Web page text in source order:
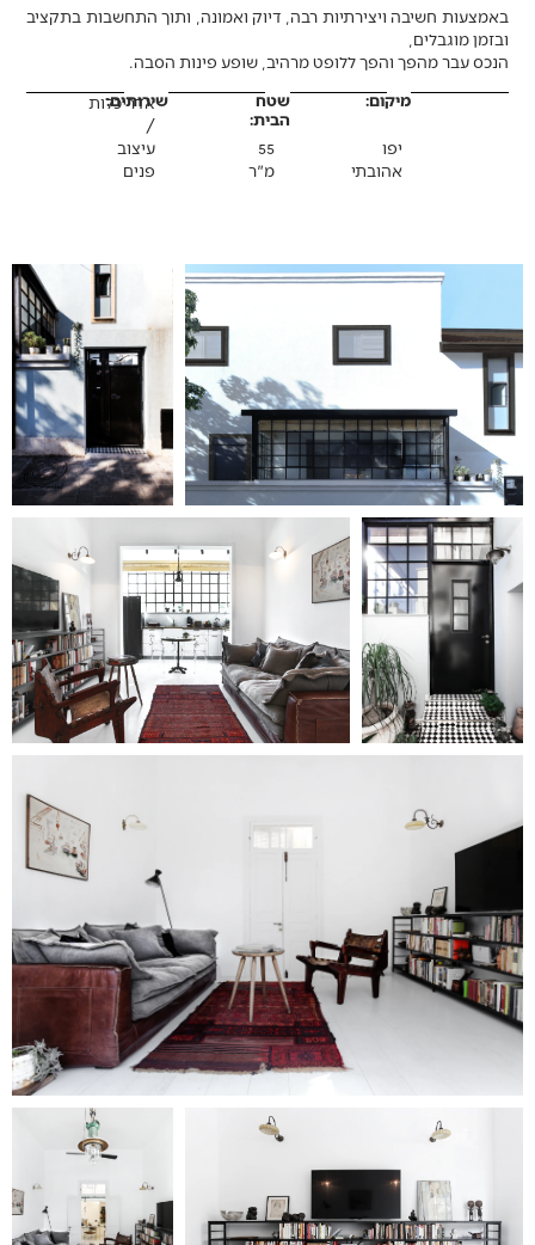
באמצעות חשיבה ויצירתיות רבה, דיוק ואמונה, ותוך התחשבות בתקציב
ובזמן מוגבלים
הנכס עבר מהפך והפך ללופט מרהיב, שופע פינות הסבה.
מיקום:
יפו
אהובתי
שטח
הבית:
55
מ"ר
שירותים:
אדריכלות
/
עיצוב
פנים